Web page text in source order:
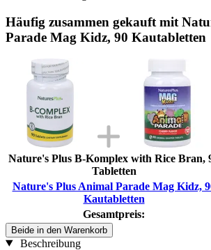
Häufig zusammen gekauft mit
Parade Mag Kidz, 90 Kautabletten
Nature's Plus B-Komplex with Rice Bran,
Tabletten
Nature's Plus Animal Parade Mag Kidz,
Kautabletten
Gesamtpreis:
Beide in den Warenkorb
Beschreibung